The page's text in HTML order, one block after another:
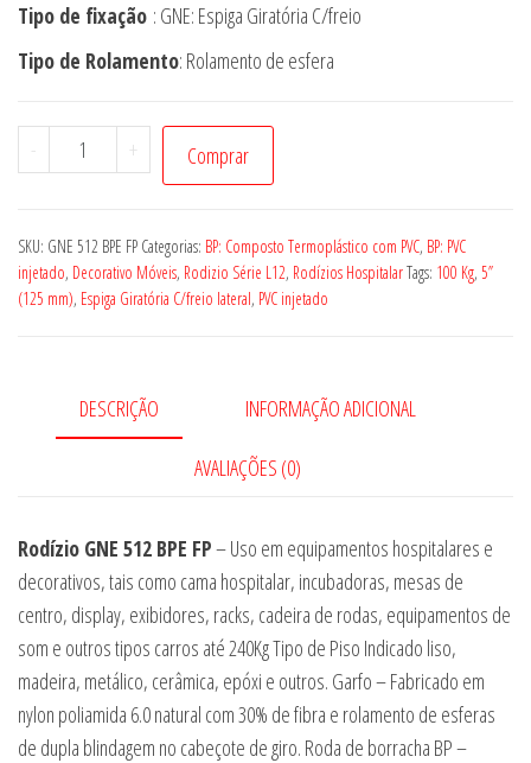
Tipo de fixação : GNE: Espiga Giratória C/freio
Tipo de Rolamento: Rolamento de esfera
-
Rodízio
GNE
BPE
FP
quantidade
+ Comprar
SKU: GNE 512 BPE FP Categorias: BP: Composto Termoplástico com PVC, BP: PVC
injetado, Decorativo Móveis, Rodizio Série L12, Rodízios HospitalarTags: 100 Kg, 5”
(125 mm), Espiga Giratória C/freio lateral, PVC injetado
DESCRIÇÃO INFORMAÇÃO ADICIONAL
AVALIAÇÕES (0)
Rodízio GNE 512 BPE FP– Uso em equipamentos hospitalares e
decorativos, tais como cama hospitalar, incubadoras, mesas de
centro, display, exibidores, racks, cadeira de rodas, equipamentos de
som e outros tipos carros até 240Kg Tipo de Piso Indicado liso,
madeira, metálico, cerâmica, epóxi e outros. Garfo – Fabricado em
nylon poliamida 6.0 natural com 30% de fibra e rolamento de esferas
de dupla blindagem no cabeçote de giro. Roda de borracha BP –